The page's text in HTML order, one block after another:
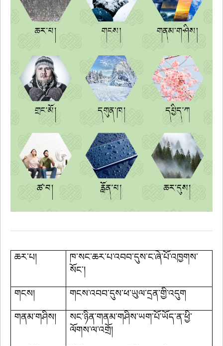
ཆར་པ།
ཁ་སང་ཆར་པ་འབབ་དུས་ང་ཞེ་པོ་འཁྱགས་
སོང་།
གངས། གངས་འབབ་དུས་ཕ་ཡུལ་དྲན་གྱི་འདུག
གནམ་གཤིས།
སང་ཉིན་གནམ་གཤིས་ཡག་པོ་ཡོད་ན་ཕྱི་
ལོགས་ལ་འགྲོ།